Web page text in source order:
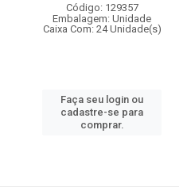
Código: 129357
Embalagem: Unidade
Caixa Com: 24 Unidade(s)
Faça seu login ou
cadastre-se para
comprar.